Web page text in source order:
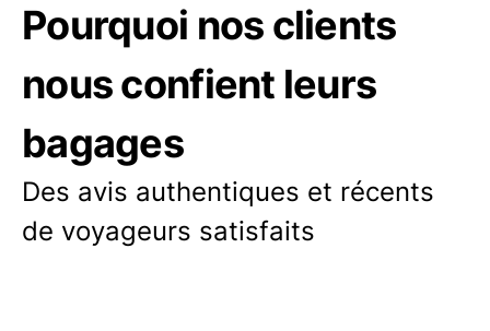
Pourquoi nos clients
nous confient leurs
bagages
Des avis authentiques et récents
de voyageurs satisfaits